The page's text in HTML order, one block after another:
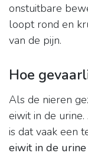
onstuitbare
loopt rond en
van de pijn.
Hoe
Als de nieren
eiwit in de
is dat vaak een
eiwit in de